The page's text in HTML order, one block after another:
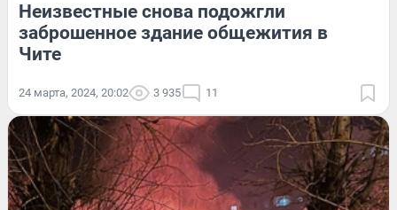
Неизвестные снова подожгли
заброшенное здание общежития в
Чите
24 марта, 2024, 20:02 3 935 11